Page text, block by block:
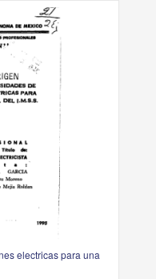
electricas para una